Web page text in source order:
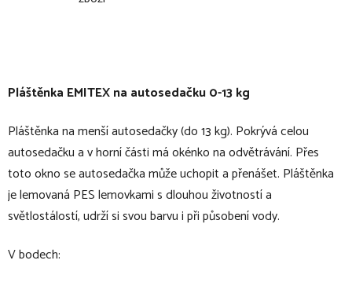
Pláštěnka EMITEX na autosedačku 0-13 kg
Pláštěnka na menší autosedačky (do 13 kg). Pokrývá celou
autosedačku a v horní části má okénko na odvětrávání. Přes
toto okno se autosedačka může uchopit a přenášet. Pláštěnka
je lemovaná PES lemovkami s dlouhou životností a
světlostálostí, udrží si svou barvu i při působení vody.
V bodech: